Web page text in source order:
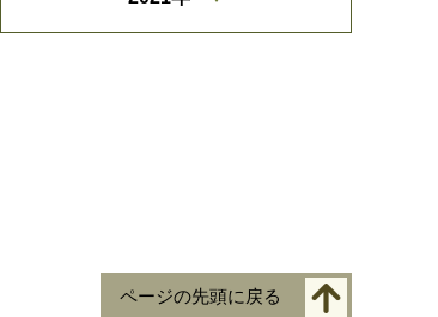
ページの先頭に戻る